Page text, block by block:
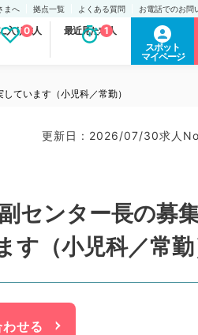
まへ 拠点一覧 よくある質問 お電話でのお問
入り求人
0 最近見た求人
1
スポット
マイページ
ています（小児科／常勤）
更新日 : 2026/07/30求人
センター長の募
（小児科／常勤
せる